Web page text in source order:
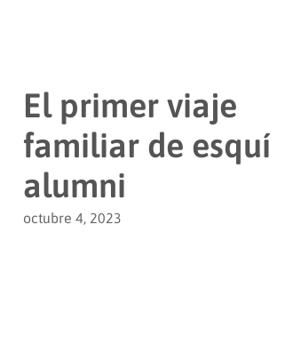
El primer viaje
familiar de esquí
alumni
octubre 4, 2023